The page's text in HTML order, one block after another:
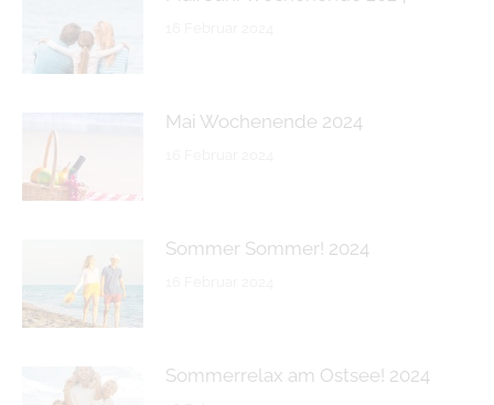
Mai Wochenende 2024
Sommer Sommer! 2024
Sommerrelax am Ostsee! 2024